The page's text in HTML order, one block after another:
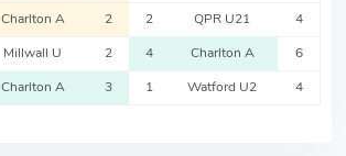
Charlton A 2 2 QPR U21 4
Millwall U 2 4 Charlton A 6
Charlton A 3 1 Watford U2 4